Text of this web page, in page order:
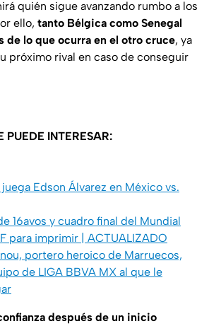
quién sigue avanzando rumbo a los
ello, tanto Bélgica como Senegal
de lo que ocurra en el otro cruce, ya
próximo rival en caso de conseguir
PUEDE INTERESAR:
Edson Álvarez en México vs.
16avos y cuadro final del Mundial
para imprimir | ACTUALIZADO
portero heroico de Marruecos,
de LIGA BBVA MX al que le
después de un inicio